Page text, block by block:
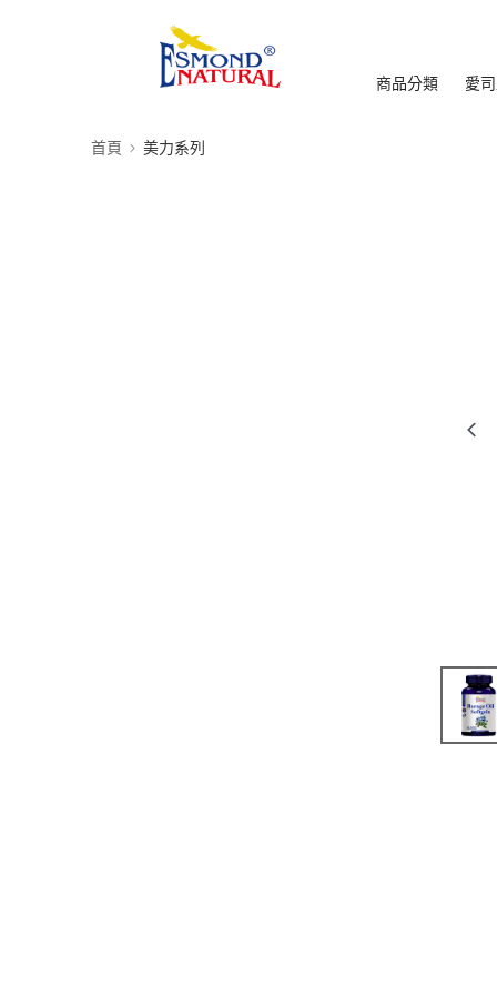
商品分類 愛
首頁 美力系列